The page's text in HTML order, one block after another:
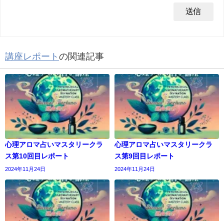
講座レポート の関連記事
心理アロマ占いマスタリークラ
ス第10回目レポート
2024年11月24日
心理アロマ占いマスタリークラ
ス第9回目レポート
2024年11月24日